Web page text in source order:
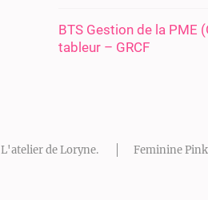
BTS Gestion de la PME
tableur – GRCF
L'atelier de Loryne. Feminine